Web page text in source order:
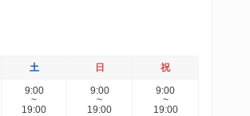
土 日 祝
9:00
~
19:00
9:00
~
19:00
9:00
~
19:00